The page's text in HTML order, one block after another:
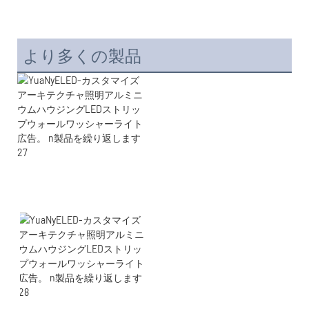
より多くの製品